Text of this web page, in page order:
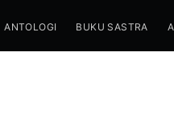
ANTOLOGI BUKU SASTRA